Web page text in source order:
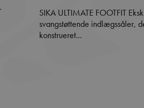
SIKA ULTIMATE FOOTFIT Eksklusiv og
svangstøttende indlægssåler,
konstrueret...